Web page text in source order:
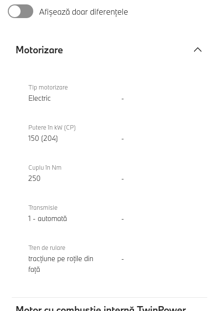
Afișează doar diferențele
Motorizare
eDrive20
Tip motorizare
Electric -
Putere în kW (CP)
150 (204) -
Cuplu în Nm
250 -
Transmisie
1 - automată -
Tren de rulare
tracțiune pe roțile din
față
-